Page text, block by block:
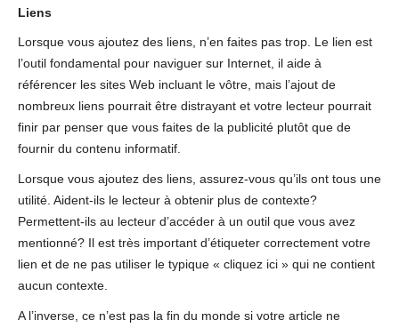
Liens
Lorsque vous ajoutez des liens, n’en faites pas trop. Le lien est
l’outil fondamental pour naviguer sur Internet, il aide à
référencer les sites Web incluant le vôtre, mais l’ajout de
nombreux liens pourrait être distrayant et votre lecteur pourrait
finir par penser que vous faites de la publicité plutôt que de
fournir du contenu informatif.
Lorsque vous ajoutez des liens, assurez-vous qu’ils ont tous une
utilité. Aident-ils le lecteur à obtenir plus de contexte?
Permettent-ils au lecteur d’accéder à un outil que vous avez
mentionné? Il est très important d’étiqueter correctement votre
lien et de ne pas utiliser le typique « cliquez ici » qui ne contient
aucun contexte.
A l’inverse, ce n’est pas la fin du monde si votre article ne